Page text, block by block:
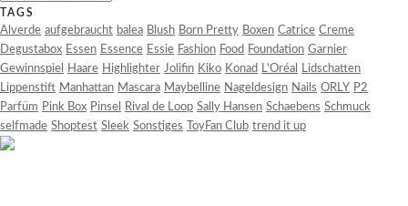
TAGS
Alverde aufgebraucht balea Blush Born Pretty Boxen Catrice Creme
Degustabox Essen Essence Essie Fashion Food Foundation Garnier
Gewinnspiel
Haare Highlighter Jolifin Kiko Konad L'Oréal
Lidschatten
Lippenstift Manhattan Mascara Maybelline Nageldesign Nails ORLY P2
Parfüm Pink Box Pinsel Rival de Loop Sally Hansen Schaebens Schmuck
selfmade Shoptest Sleek Sonstiges ToyFan Club trend it up